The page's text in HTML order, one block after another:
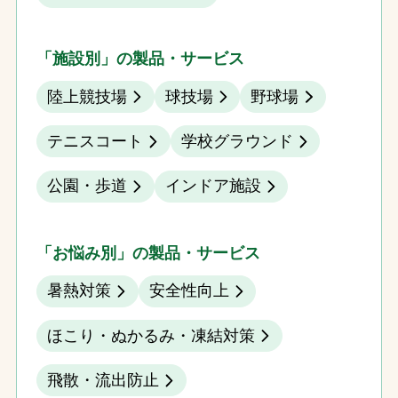
「施設別」の製品・サービス
陸上競技場 球技場 野球場
テニスコート 学校グラウンド
公園・歩道 インドア施設
「お悩み別」の製品・サービス
暑熱対策 安全性向上
ほこり・ぬかるみ・凍結対策
飛散・流出防止